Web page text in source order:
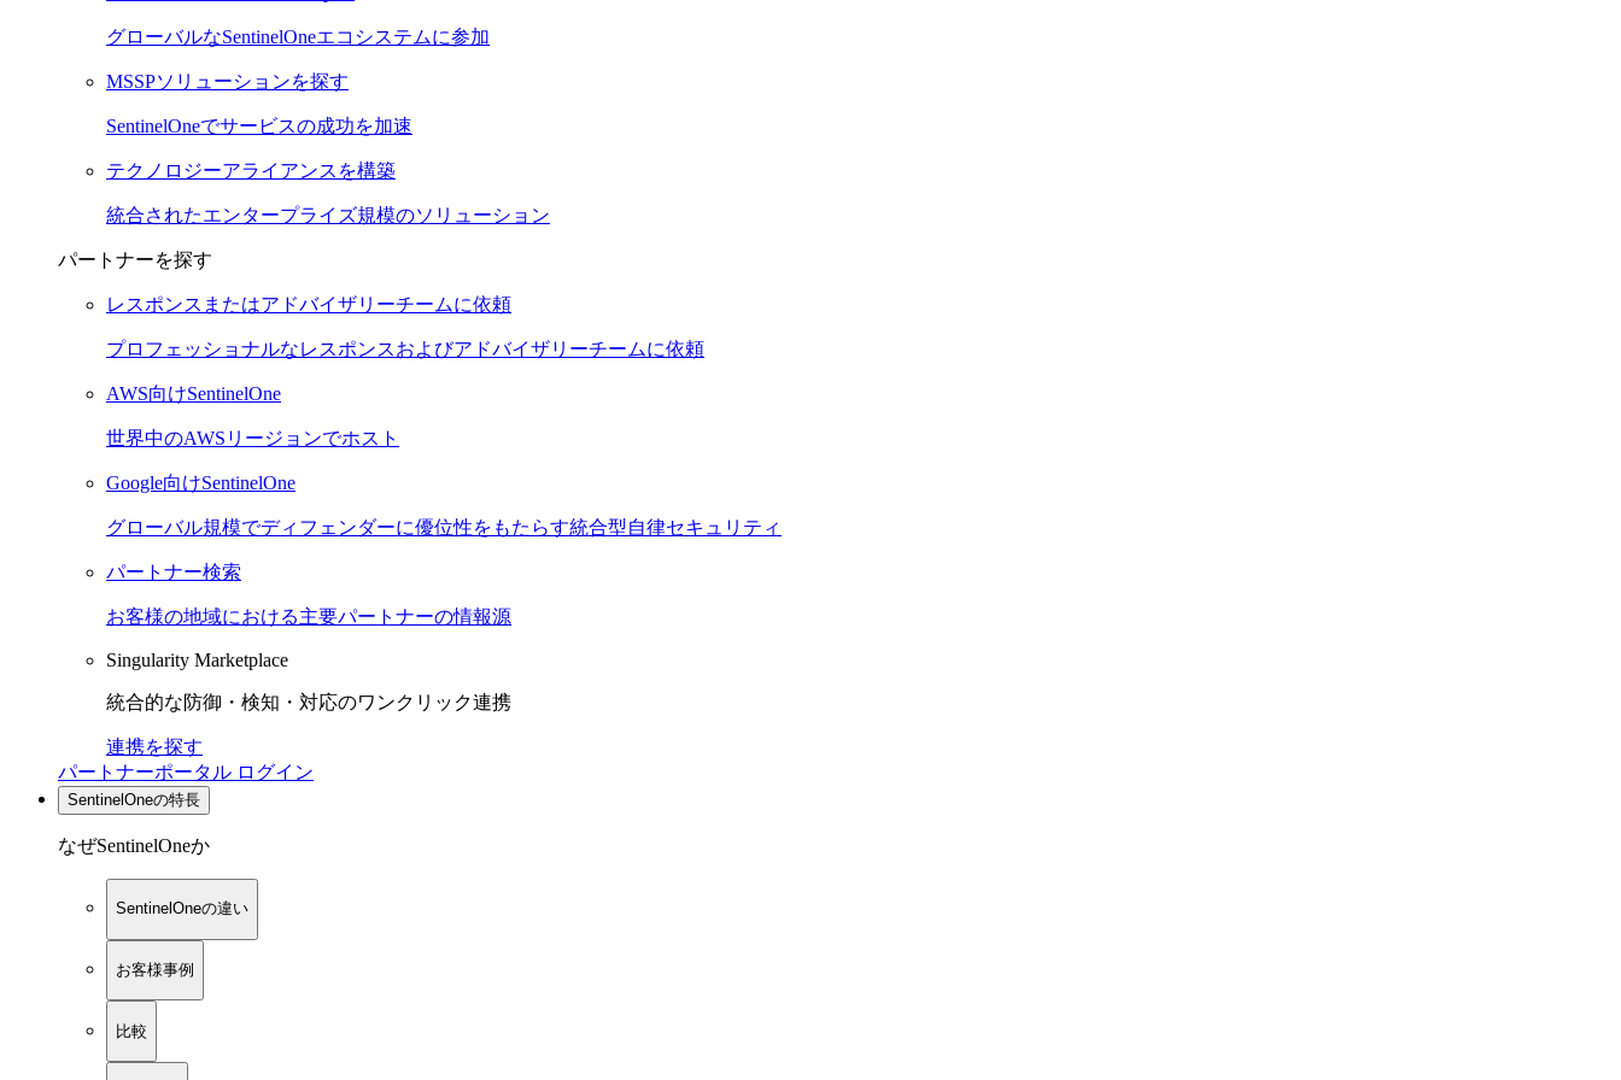
グローバルなSentinelOneエコシステムに参加
MSSPソリューションを探す
SentinelOneでサービスの成功を加速
テクノロジーアライアンスを構築
統合されたエンタープライズ規模のソリューション
パートナーを探す
レスポンスまたはアドバイザリーチームに依頼
プロフェッショナルなレスポンスおよびアドバイザリーチームに依頼
AWS向けSentinelOne
世界中のAWSリージョンでホスト
Google向けSentinelOne
グローバル規模でディフェンダーに優位性をもたらす統合型自律セキュリティ
パートナー検索
お客様の地域における主要パートナーの情報源
Singularity Marketplace
統合的な防御・検知・対応のワンクリック連携
連携を探す
パートナーポータル ログイン
SentinelOneの特長
なぜSentinelOneか
SentinelOneの違い
お客様事例
比較